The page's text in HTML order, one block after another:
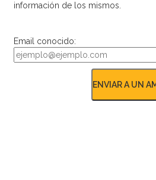
información de los mismos.
Email conocido: